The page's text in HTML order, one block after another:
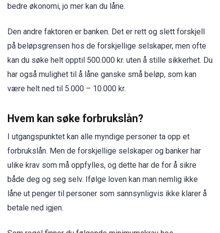
bedre økonomi, jo mer kan du låne.
Den andre faktoren er banken. Det er rett og slett forskjell
på beløpsgrensen hos de forskjellige selskaper, men ofte
kan du søke helt opptil 500.000 kr. uten å stille sikkerhet. Du
har også mulighet til å låne ganske små beløp, som kan
være helt ned til 5.000 – 10.000 kr.
Hvem kan søke forbrukslån?
I utgangspunktet kan alle myndige personer ta opp et
forbrukslån. Men de forskjellige selskaper og banker har
ulike krav som må oppfylles, og dette har de for å sikre
både deg og seg selv. Ifølge loven kan man nemlig ikke
låne ut penger til personer som sannsynligvis ikke klarer å
betale ned igjen.